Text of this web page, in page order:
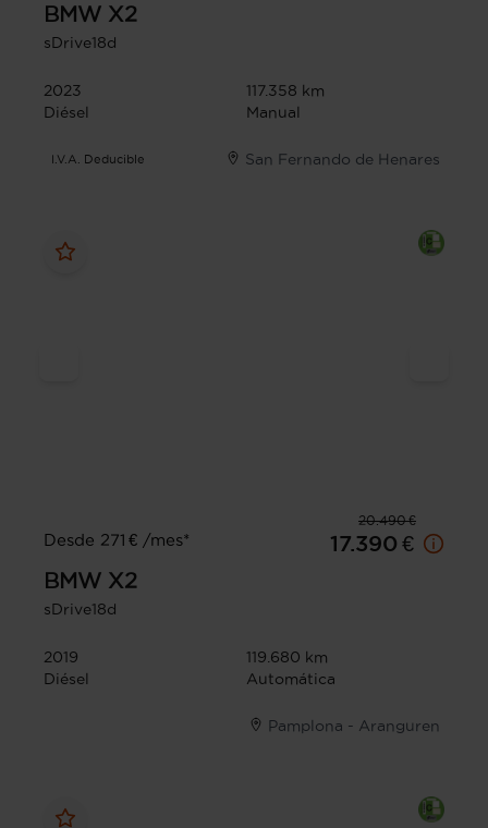
BMW X2
sDrive18d
2023
117.358 km
Diésel
Manual
I.V.A. Deducible San Fernando de Henares
20.490 €
Desde 271 € /mes*
17.390 €
BMW X2
sDrive18d
2019
119.680 km
Diésel
Automática
Pamplona - Aranguren